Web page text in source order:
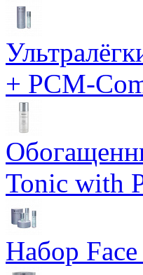
+ PCM-
Tonic with
Набор